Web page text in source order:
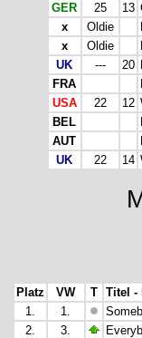
GER
25 13
x
Oldie
x
Oldie
UK
--- 20
FRA
USA
22 12
BEL
AUT
UK
22 14
Platz VW T
Titel -
1.
1.
2.
3.